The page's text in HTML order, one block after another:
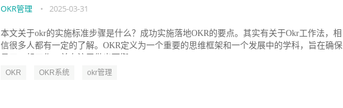
OKR管理 • 2025-03-31
本文关于okr的实施标准步骤是什么？成功实施落地OKR的要点。其实有关于Okr工作法，相
信很多人都有一定的了解。OKR定义为一个重要的思维框架和一个发展中的学科，旨在确保
OKR OKR系统 okr管理